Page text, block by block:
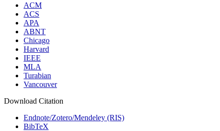
ACM
ACS
APA
ABNT
Chicago
Harvard
IEEE
MLA
Turabian
Vancouver
Download Citation
Endnote/Zotero/Mendeley (RIS)
BibTeX